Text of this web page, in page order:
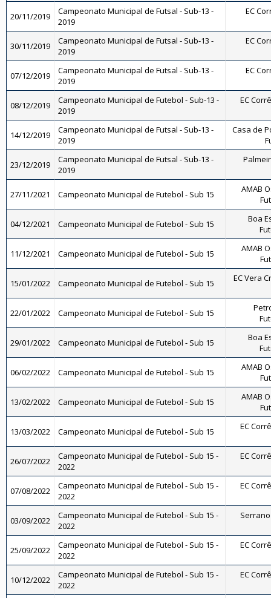
20/11/2019
Campeonato Municipal de Futsal - Sub-13 -
2019
EC
30/11/2019
Campeonato Municipal de Futsal - Sub-13 -
2019
EC
07/12/2019
Campeonato Municipal de Futsal - Sub-13 -
2019
EC
08/12/2019
Campeonato Municipal de Futebol - Sub-13 -
2019
EC
14/12/2019
Campeonato Municipal de Futsal - Sub-13 -
2019
Casa de
23/12/2019
Campeonato Municipal de Futsal - Sub-13 -
2019
27/11/2021 Campeonato Municipal de Futebol - Sub 15
AMAB
04/12/2021 Campeonato Municipal de Futebol - Sub 15
Boa
11/12/2021 Campeonato Municipal de Futebol - Sub 15
AMAB
15/01/2022 Campeonato Municipal de Futebol - Sub 15 EC Vera
22/01/2022 Campeonato Municipal de Futebol - Sub 15
29/01/2022 Campeonato Municipal de Futebol - Sub 15
Boa
06/02/2022 Campeonato Municipal de Futebol - Sub 15
AMAB
13/02/2022 Campeonato Municipal de Futebol - Sub 15
AMAB
13/03/2022 Campeonato Municipal de Futebol - Sub 15 EC
26/07/2022
Campeonato Municipal de Futebol - Sub 15 -
2022
EC
07/08/2022
Campeonato Municipal de Futebol - Sub 15 -
2022
EC
03/09/2022
Campeonato Municipal de Futebol - Sub 15 -
2022
Serrano
25/09/2022
Campeonato Municipal de Futebol - Sub 15 -
2022
EC
10/12/2022
Campeonato Municipal de Futebol - Sub 15 -
2022
EC